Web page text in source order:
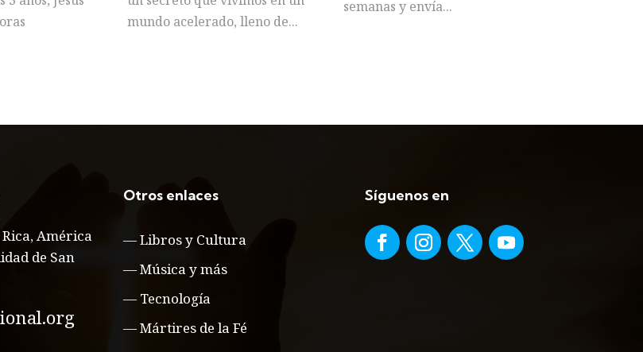
mundo acelerado, lleno de...
semanas y envía...
América
de San
Otros enlaces
—Libros y Cultura
—Música y más
— Tecnología
—Mártires de la Fé
Síguenos en